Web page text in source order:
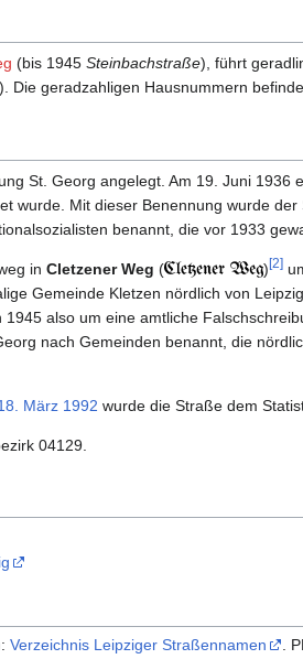
(bis 1945 Steinbach­straße), führt
Die gerad­zahligen Haus­nummern
St. Georg angelegt. Am 19. Juni 1936
wurde. Mit dieser Benennung wurde
benannt, die vor 1933
in Cletzener Weg ( )[2]
Gemeinde Kletzen nördlich von
1945 also um eine amtliche
nach Gemeinden benannt, die
März 1992 wurde die Straße dem
04129.
Verzeichnis Leipziger Straßen­namen .